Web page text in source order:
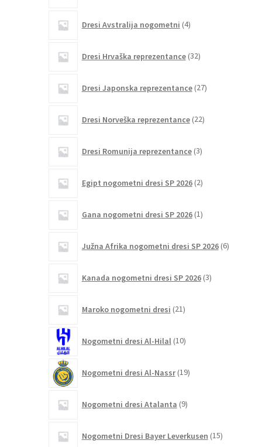
Dresi Avstralija nogometni 4izdelki
Dresi Hrvaška reprezentance 32izdelkov
Dresi Japonska reprezentance 27izdelkov
Dresi Norveška reprezentance 22izdelkov
Dresi Romunija reprezentance 3izdelki
Egipt nogometni dresi SP 2026 2izdelka
Gana nogometni dresi SP 2026 1izdelek
Južna Afrika nogometni dresi SP 2026 6izdelkov
Kanada nogometni dresi SP 2026 3izdelki
Maroko nogometni dresi 21izdelkov
Nogometni dresi Al-Hilal 10izdelkov
Nogometni dresi Al-Nassr 19izdelkov
Nogometni dresi Atalanta 9izdelkov
Nogometni Dresi Bayer Leverkusen 15izdelkov